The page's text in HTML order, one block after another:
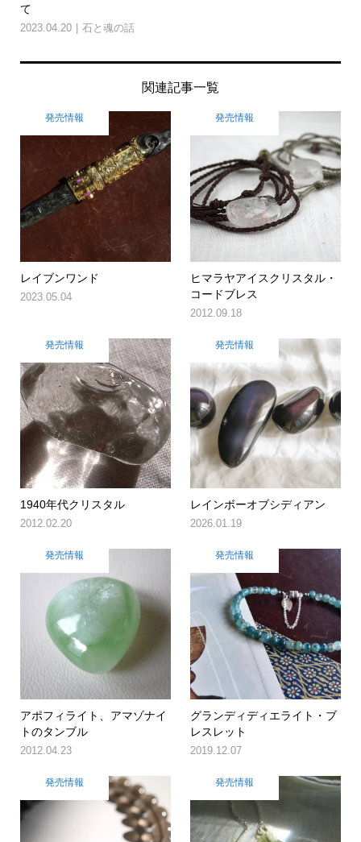
て
2023.04.20 石と魂の話
関連記事一覧
発売情報
レイブンワンド
2023.05.04
発売情報
ヒマラヤアイスクリスタル・
コードブレス
2012.09.18
発売情報
1940年代クリスタル
2012.02.20
発売情報
レインボーオブシディアン
2026.01.19
発売情報
アポフィライト、アマゾナイ
トのタンブル
2012.04.23
発売情報
グランディディエライト・ブ
レスレット
2019.12.07
発売情報 発売情報